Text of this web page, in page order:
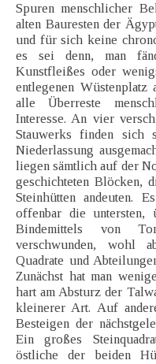
Spuren menschlicher
alten Bauresten der
und für sich keine
es sei denn, man
Kunstfleißes oder
entlegenen
alle Überreste
Interesse. An vier
Stauwerks finden sich
Niederlassung
liegen sämtlich auf der
geschichteten Blöcken,
Steinhütten andeuten.
offenbar die untersten,
Bindemittels von
verschwunden, wohl
Quadrate und
Zunächst hat man
hart am Absturz der
kleinerer Art. Auf
Besteigen der
Ein großes
östliche der beiden